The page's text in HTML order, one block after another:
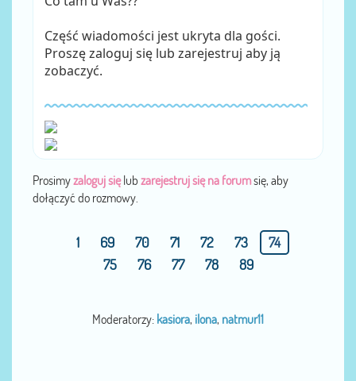
Część wiadomości jest ukryta dla gości.
Proszę zaloguj się lub zarejestruj aby ją
zobaczyć.
Prosimyzaloguj sięlub zarejestruj się na forumsię, aby
dołączyć do rozmowy.
1 69 70 71 72 73
74
75
76 77 78 89
Moderatorzy: kasiora, ilona, natmur11